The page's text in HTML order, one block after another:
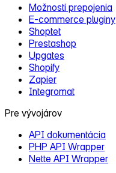
Možnosti prepojenia
E‑commerce pluginy
Shoptet
Prestashop
Upgates
Shopify
Zapier
Integromat
Pre vývojárov
API dokumentácia
PHP API Wrapper
Nette API Wrapper